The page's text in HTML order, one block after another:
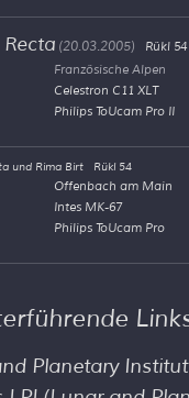
Recta (20.03.2005)
Rükl 54
Französische Alpen
Celestron C11 XLT
Philips ToUcam Pro II
und Rima Birt Rükl 54
Offenbach am Main
Intes MK-67
Philips ToUcam Pro
Planetary